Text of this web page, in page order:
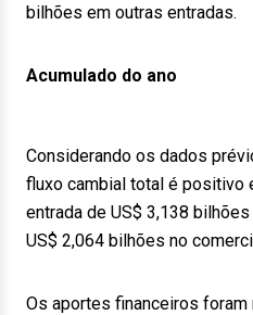
bilhões em outras entradas.
Acumulado do ano
Considerando os dados
fluxo cambial total é positivo
entrada de US$ 3,138
US$ 2,064 bilhões no
Os aportes financeiros foram